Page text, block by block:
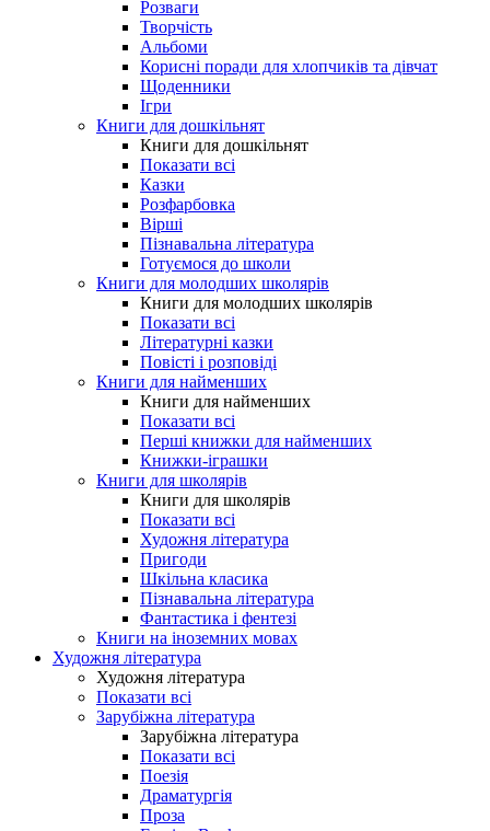
Розваги
Творчість
Альбоми
Корисні поради для хлопчиків та дівчат
Щоденники
Ігри
Книги для дошкільнят
Книги для дошкільнят
Показати всі
Казки
Розфарбовка
Вірші
Пізнавальна література
Готуємося до школи
Книги для молодших школярів
Книги для молодших школярів
Показати всі
Літературні казки
Повісті і розповіді
Книги для найменших
Книги для найменших
Показати всі
Перші книжки для найменших
Книжки-іграшки
Книги для школярів
Книги для школярів
Показати всі
Художня література
Пригоди
Шкільна класика
Пізнавальна література
Фантастика і фентезі
Книги на іноземних мовах
Художня література
Художня література
Показати всі
Зарубіжна література
Зарубіжна література
Показати всі
Поезія
Драматургія
Проза